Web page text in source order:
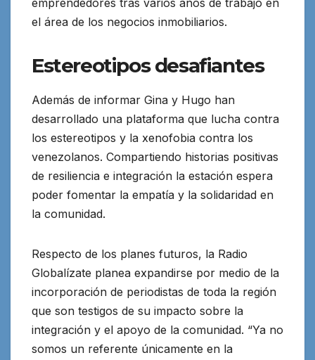
emprendedores tras varios años de trabajo en
el área de los negocios inmobiliarios.
Estereotipos desafiantes
Además de informar Gina y Hugo han
desarrollado una plataforma que lucha contra
los estereotipos y la xenofobia contra los
venezolanos. Compartiendo historias positivas
de resiliencia e integración la estación espera
poder fomentar la empatía y la solidaridad en
la comunidad.
Respecto de los planes futuros, la Radio
Globalízate planea expandirse por medio de la
incorporación de periodistas de toda la región
que son testigos de su impacto sobre la
integración y el apoyo de la comunidad. “Ya no
somos un referente únicamente en la